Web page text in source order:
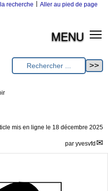
recherche Aller au pied de page
MENU
mis en ligne le 18 décembre 2025
par yvesvfd